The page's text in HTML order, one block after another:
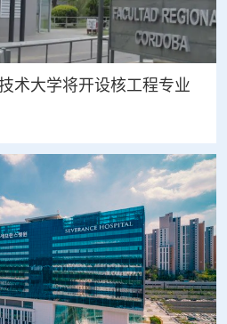
术大学将开设核工程专业